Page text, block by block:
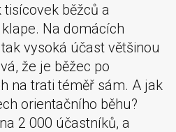
běžců a
Na domácích
vysoká účast většinou
že je běžec po
na trati téměř sám. A jak
orientačního běhu?
2 000 účastníků, a